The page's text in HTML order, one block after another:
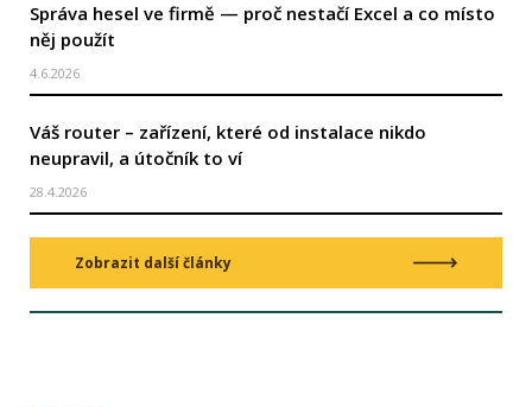
Správa hesel ve firmě — proč nestačí Excel a co místo
něj použít
4.6.2026
Váš router – zařízení, které od instalace nikdo
neupravil, a útočník to ví
28.4.2026
Zobrazit další články